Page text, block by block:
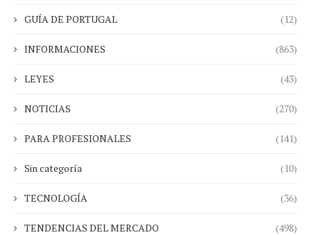
GUÍA DE PORTUGAL (12)
INFORMACIONES (863)
LEYES (43)
NOTICIAS (270)
PARA PROFESIONALES (141)
Sin categoría (10)
TECNOLOGÍA (36)
TENDENCIAS DEL MERCADO (498)